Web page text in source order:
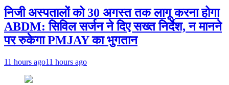
निजी अस्पतालों को 30 अगस्त तक लागू करना होगा
ABDM: सिविल सर्जन ने दिए सख्त निर्देश, न मानने
पर रुकेगा PMJAY का भुगतान
11 hours ago11 hours ago